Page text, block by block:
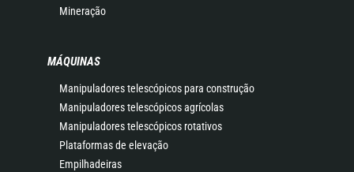
Mineração
MÁQUINAS
Manipuladores telescópicos para construção
Manipuladores telescópicos agrícolas
Manipuladores telescópicos rotativos
Plataformas de elevação
Empilhadeiras